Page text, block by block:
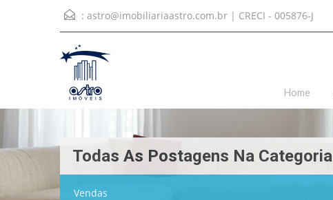
: astro@imobiliariaastro.com.br | CRECI - 005876-J
Home
Todas As Postagens Na Categoria
Vendas